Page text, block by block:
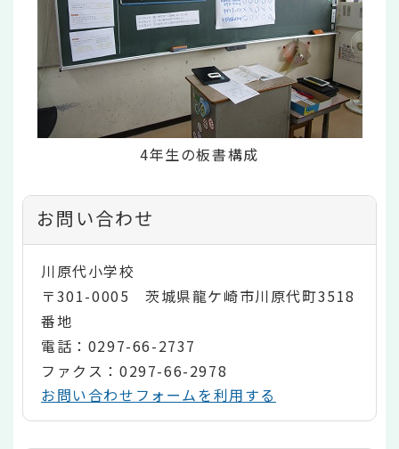
4年生の板書構成
お問い合わせ
川原代小学校
〒301-0005 茨城県龍ケ崎市川原代町3518
番地
電話：0297-66-2737
ファクス：0297-66-2978
お問い合わせフォームを利用する